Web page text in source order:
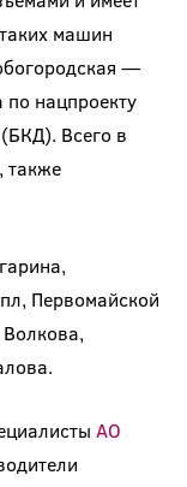
машин
—
нацпроекту
Всего в
также
Первомайской
АО